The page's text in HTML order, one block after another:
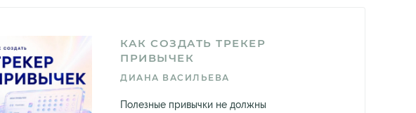
КАК СОЗДАТЬ ТРЕКЕР
ПРИВЫЧЕК
ДИАНА ВАСИЛЬЕВА
Полезные привычки не должны